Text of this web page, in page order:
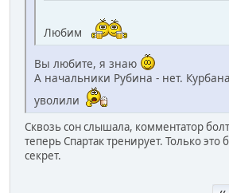
Любим
Вы любите, я знаю
А начальники Рубина - нет.
уволили
Сквозь сон слышала, комментатор
теперь Спартак тренирует. Только
секрет.